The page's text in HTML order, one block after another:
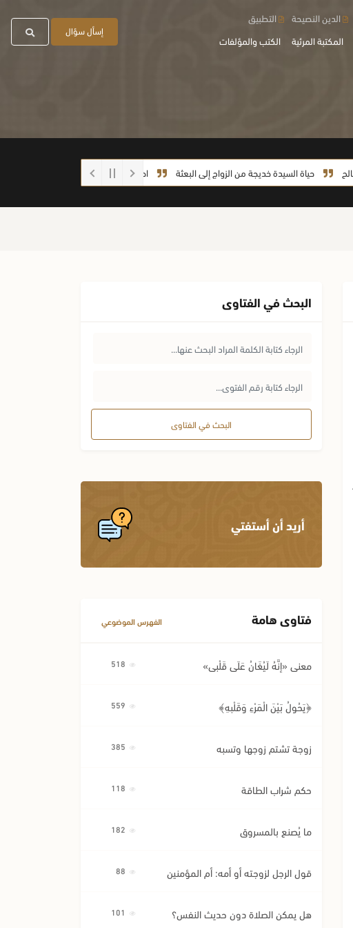
المكتبة المرئية الكتب والمؤلفات
الدين النصيحة التطبيق
إسأل سؤال
حياة السيدة خديجة من الزواج إلى البعثة احذروا الغش أيها الطلاب
البحث في الفتاوى
البحث في الفتاوى
أريد أن أستفتي
فتاوى هامة الفهرس الموضوعي
معنى «إِنَّهُ لَيُغَانُ عَلَى قَلْبِي»
﴿يَحُولُ بَيْنَ الْمَرْءِ وَقَلْبِهِ﴾
زوجة تشتم زوجها وتسبه
حكم شراب الطاقة
ما يُصنع بالمسروق
قول الرجل لزوجته أو أمه: أم المؤمنين
هل يمكن الصلاة دون حديث النفس؟